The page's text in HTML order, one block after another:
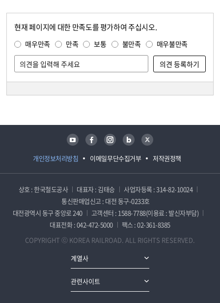
현재 페이지에 대한 만족도를 평가하여 주십시오.
매우만족 만족 보통 불만족 매우불만족
개인정보처리방침 이메일무단수집거부 저작권정책
유튜브 페이스북 인스타그램 블로그 트위터
상호 : 한국철도공사 대표자 : 김태승
사업자등록 : 314-82-10024
통신판매업신고 : 대전 동구-0233호
대전광역시 동구 중앙로 240
고객센터 : 1588-7788(이용료 : 발신자부담)
대표전화 : 042-472-5000
팩스 : 02-361-8385
COPYRIGHT ⓒ KOREA RAILROAD. ALL RIGHTS RESERVED.
계열사
관련사이트